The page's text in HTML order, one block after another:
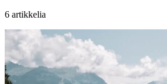
6 artikkelia